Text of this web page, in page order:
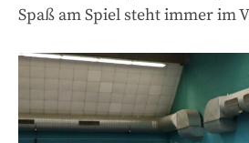
Spaß am Spiel steht immer im